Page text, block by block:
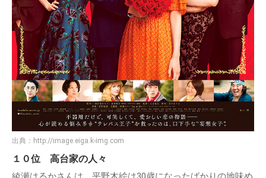
出典： http://image.eiga.k-img.com
１０位 高台家の人々